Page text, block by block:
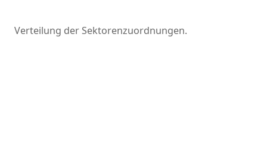
Verteilung der Sektorenzuordnungen.